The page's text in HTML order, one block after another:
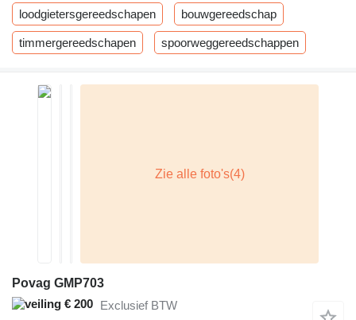
loodgietersgereedschapen bouwgereedschap
timmergereedschapen spoorweggereedschappen
Povag GMP703
€ 200 Exclusief BTW